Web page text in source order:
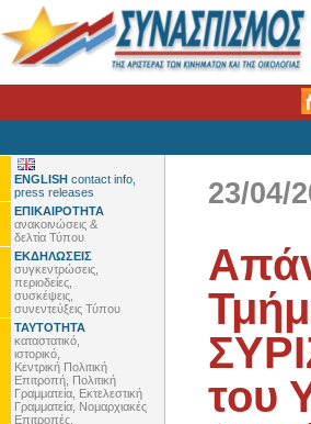
ENGLISH contact info,
press releases
ΕΠΙΚΑΙΡΟΤΗΤΑ
ανακοινώσεις &
δελτία Τύπου
ΕΚΔΗΛΩΣΕΙΣ
συγκεντρώσεις,
περιοδείες,
συσκέψεις,
συνεντεύξεις Τύπου
ΤΑΥΤΟΤΗΤΑ
καταστατικό,
ιστορικό,
Κεντρική Πολιτική
Επιτροπή, Πολιτική
Γραμματεία, Εκτελεστική
Γραμματεία, Νομαρχιακές
Επιτροπές,
23/04/
του